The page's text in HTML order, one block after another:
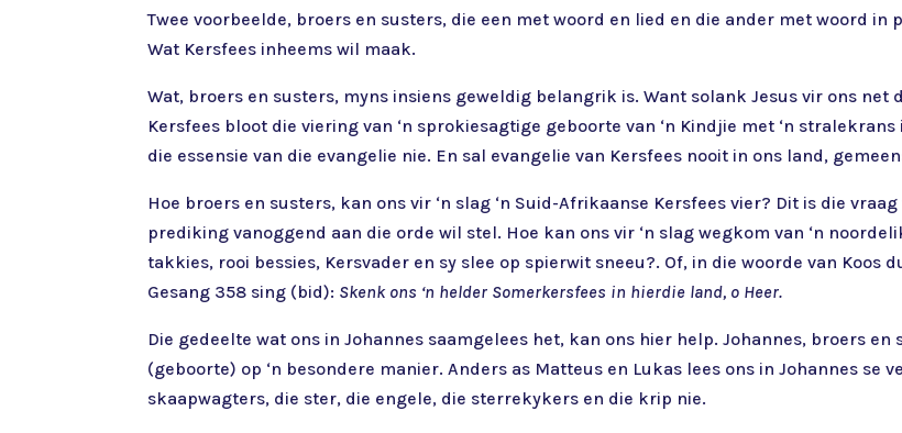
Twee voorbeelde, broers en susters, die een met woord en lied en die ander met woord in
Wat Kersfees inheems wil maak.
Wat, broers en susters, myns insiens geweldig belangrik is. Want solank Jesus vir ons net
Kersfees bloot die viering van ‘n sprokiesagtige geboorte van ‘n Kindjie met ‘n
die essensie van die evangelie nie. En sal evangelie van Kersfees nooit in ons land,
Hoe broers en susters, kan ons vir ‘n slag ‘n Suid-Afrikaanse Kersfees vier? Dit is die
prediking vanoggend aan die orde wil stel. Hoe kan ons vir ‘n slag wegkom van ‘n
takkies, rooi bessies, Kersvader en sy slee op spierwit sneeu?. Of, in die woorde van Koos
Gesang 358 sing (bid): Skenk ons ‘n helder Somerkersfees in hierdie land, o Heer.
Die gedeelte wat ons in Johannes saamgelees het, kan ons hier help. Johannes, broers
(geboorte) op ‘n besondere manier. Anders as Matteus en Lukas lees ons in Johannes se
skaapwagters, die ster, die engele, die sterrekykers en die krip nie.